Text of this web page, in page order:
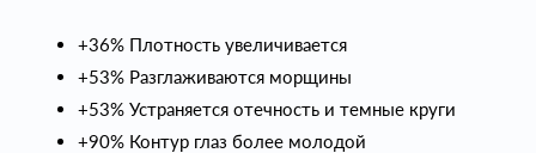
+36% Плотность увеличивается
+53% Разглаживаются морщины
+53% Устраняется отечность и темные круги
+90% Контур глаз более молодой